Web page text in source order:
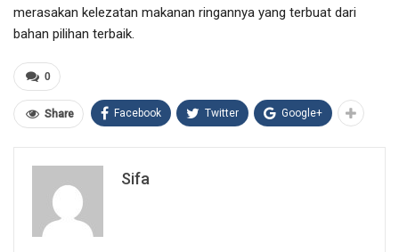
merasakan kelezatan makanan ringannya yang terbuat dari
bahan pilihan terbaik.
0
Share Facebook Twitter Google+
Sifa